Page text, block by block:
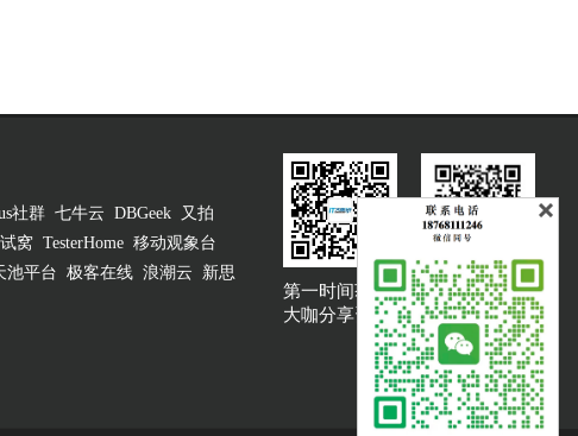
社群 七牛云 DBGeek
又拍
窝 TesterHome 移动观象台
池平台 极客在线 浪潮云
新思
第一时间获取
大咖分享资讯
大咖说吐槽客服